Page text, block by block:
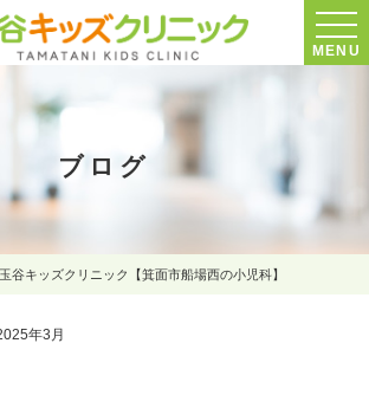
MENU
ブログ
谷キッズクリニック【箕面市船場西の小児科】
年3月